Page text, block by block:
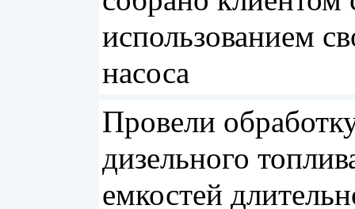
использованием
насоса
Провели
дизельного
емкостей